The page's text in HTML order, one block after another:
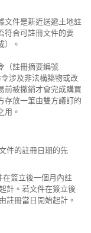
文件是新近送遞土地註
符合可註冊文件的要
）。
（註冊摘要編號
涉及非法構築物或改
前被撤銷才會完成購買
存放一筆由雙方議訂的
用。
件的註冊日期的先
在簽立後一個月內註
計。若文件在簽立後
註冊當日開始起計。